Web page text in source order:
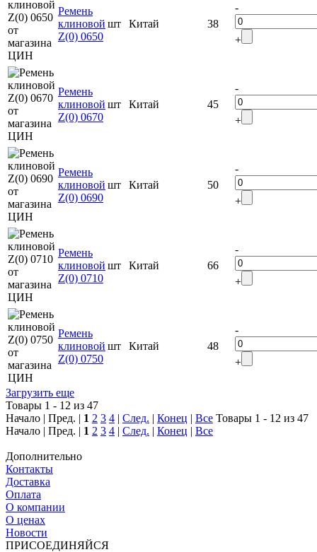
Ремень
клиновой
Z(0) 0650
шт Китай 38
-
+
Ремень
клиновой
Z(0) 0670
шт Китай 45
-
+
Ремень
клиновой
Z(0) 0690
шт Китай 50
-
+
Ремень
клиновой
Z(0) 0710
шт Китай 66
-
+
Ремень
клиновой
Z(0) 0750
шт Китай 48
-
+
Загрузить еще
Товары 1 - 12 из 47
Начало | Пред. | 1 2 3 4 | След. | Конец | Все Товары 1 - 12 из 47
Начало | Пред. | 1 2 3 4 | След. | Конец | Все
Дополнительно
Контакты
Доставка
Оплата
О компании
О ценах
Новости
ПРИСОЕДИНЯЙСЯ